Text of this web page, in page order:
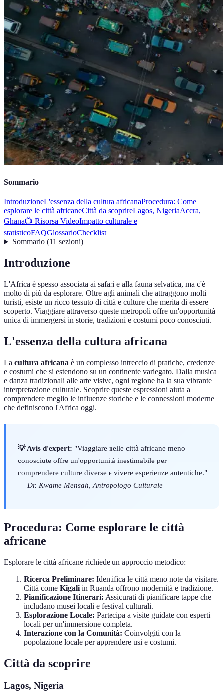
Sommario
IntroduzioneL'essenza della cultura africanaProcedura: Come
esplorare le città africaneCittà da scoprireLagos, NigeriaAccra,
Ghana📺 Risorsa VideoImpatto culturale e
statisticoFAQGlossarioChecklist
Sommario(11 sezioni)
Introduzione
L'Africa è spesso associata ai safari e alla fauna selvatica, ma c'è
molto di più da esplorare. Oltre agli animali che attraggono molti
turisti, esiste un ricco tessuto di città e culture che merita di essere
scoperto. Viaggiare attraverso queste metropoli offre un'opportunità
unica di immergersi in storie, tradizioni e costumi poco conosciuti.
L'essenza della cultura africana
La cultura africana è un complesso intreccio di pratiche, credenze
e costumi che si estendono su un continente variegato. Dalla musica
e danza tradizionali alle arte visive, ogni regione ha la sua vibrante
interpretazione culturale. Scoprire queste espressioni aiuta a
comprendere meglio le influenze storiche e le connessioni moderne
che definiscono l'Africa oggi.
💡 Avis d'expert: "Viaggiare nelle città africane meno
conosciute offre un'opportunità inestimabile per
comprendere culture diverse e vivere esperienze autentiche."
— Dr. Kwame Mensah, Antropologo Culturale
Procedura: Come esplorare le città
africane
Esplorare le città africane richiede un approccio metodico:
Ricerca Preliminare: Identifica le città meno note da visitare.
Città come Kigali in Ruanda offrono modernità e tradizione.
Pianificazione Itinerari: Assicurati di pianificare tappe che
includano musei locali e festival culturali.
Esplorazione Locale: Partecipa a visite guidate con esperti
locali per un'immersione completa.
Interazione con la Comunità: Coinvolgiti con la
popolazione locale per apprendere usi e costumi.
Città da scoprire
Lagos, Nigeria